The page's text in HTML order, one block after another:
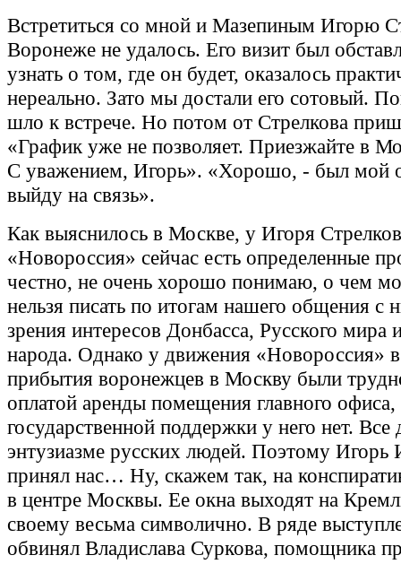
Встретиться со мной и Мазепиным Игорю
Воронеже не удалось. Его визит был
узнать о том, где он будет, оказалось
нереально. Зато мы достали его сотовый.
шло к встрече. Но потом от Стрелкова
«График уже не позволяет. Приезжайте в
С уважением, Игорь». «Хорошо, - был мой
выйду на связь».
Как выяснилось в Москве, у Игоря
«Новороссия» сейчас есть определенные
честно, не очень хорошо понимаю, о чем
нельзя писать по итогам нашего общения с
зрения интересов Донбасса, Русского мира
народа. Однако у движения «Новороссия»
прибытия воронежцев в Москву были
оплатой аренды помещения главного офиса,
государственной поддержки у него нет. Все
энтузиазме русских людей. Поэтому Игорь
принял нас… Ну, скажем так, на
в центре Москвы. Ее окна выходят на
своему весьма символично. В ряде
обвинял Владислава Суркова, помощника